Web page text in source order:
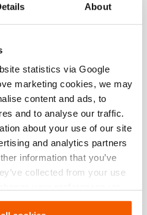
About
statistics via Google
marketing cookies, we may
content and ads, to
and to analyse our traffic.
about your use of our site
and analytics partners
information that you’ve
collected from your use
.
Blocks – Set B